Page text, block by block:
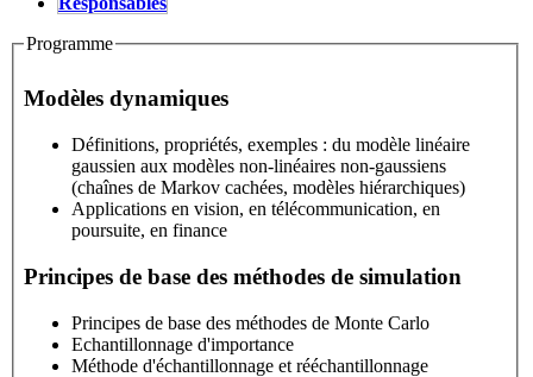
Programme
Modèles dynamiques
Définitions, propriétés, exemples : du modèle linéaire
gaussien aux modèles non-linéaires non-gaussiens
(chaînes de Markov cachées, modèles hiérarchiques)
Applications en vision, en télécommunication, en
poursuite, en finance
Principes de base des méthodes de simulation
Principes de base des méthodes de Monte Carlo
Echantillonnage d'importance
Méthode d'échantillonnage et rééchantillonnage